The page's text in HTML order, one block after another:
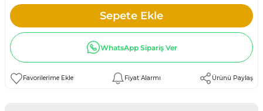
Sepete Ekle
WhatsApp Sipariş Ver
Fiyat Alarmı Ürünü Paylaş